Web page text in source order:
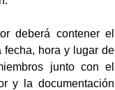
deberá contener el
hora y lugar de
junto con el
y la documentación